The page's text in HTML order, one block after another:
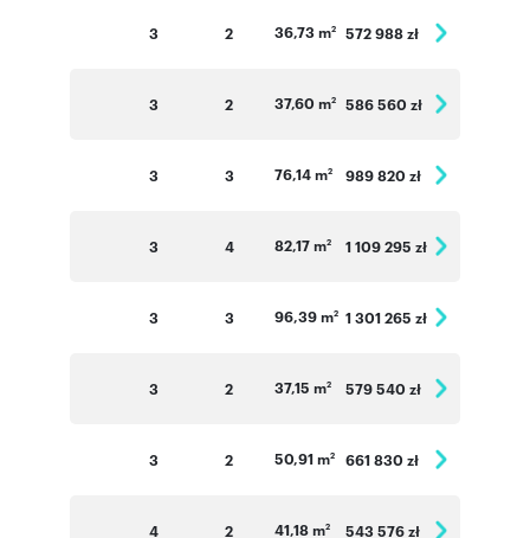
3 2 36,73 m2 572 988 zł
3 2 37,60 m2 586 560 zł
3 3 76,14 m2 989 820 zł
3 4 82,17 m2 1 109 295 zł
3 3 96,39 m2 1 301 265 zł
3 2 37,15 m2 579 540 zł
3 2 50,91 m2 661 830 zł
4 2 41,18 m2 543 576 zł